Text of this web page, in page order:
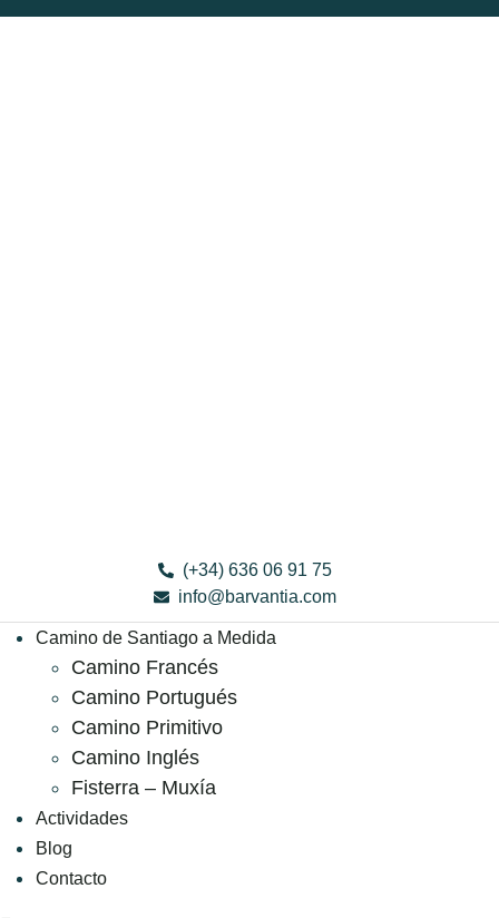
(+34) 636 06 91 75
info@barvantia.com
Camino de Santiago a Medida
Camino Francés
Camino Portugués
Camino Primitivo
Camino Inglés
Fisterra – Muxía
Actividades
Blog
Contacto